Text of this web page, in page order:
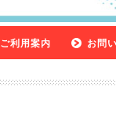
ご利用案内 お問